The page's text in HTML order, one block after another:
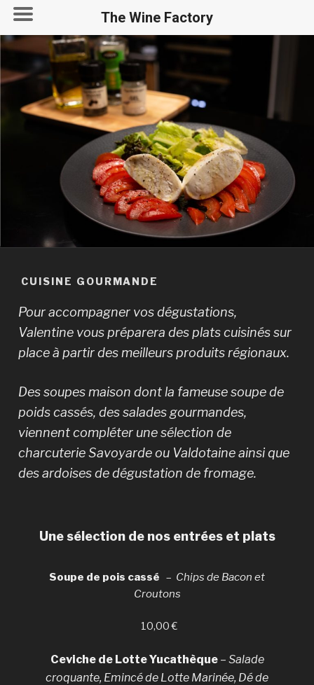
CUISINE GOURMANDE
Pour accompagner vos dégustations,
Valentine vous préparera des plats cuisinés sur
place à partir des meilleurs produits régionaux.
Des soupes maison dont la fameuse soupe de
poids cassés, des salades gourmandes,
viennent compléter une sélection de
charcuterie Savoyarde ou Valdotaine ainsi que
des ardoises de dégustation de fromage.
Une sélection de nos entrées et plats
Soupe de pois cassé – Chips de Bacon et
Croutons
10,00 €
Ceviche de Lotte Yucathèque– Salade
croquante, Emincé de Lotte Marinée, Dé de
The Wine Factory